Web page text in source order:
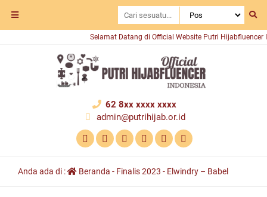
Selamat Datang di Official Website Putri Hijabfluencer
62 8xx xxxx xxxx
admin@putrihijab.or.id
Anda ada di : Beranda - Finalis 2023 - Elwindry – Babel